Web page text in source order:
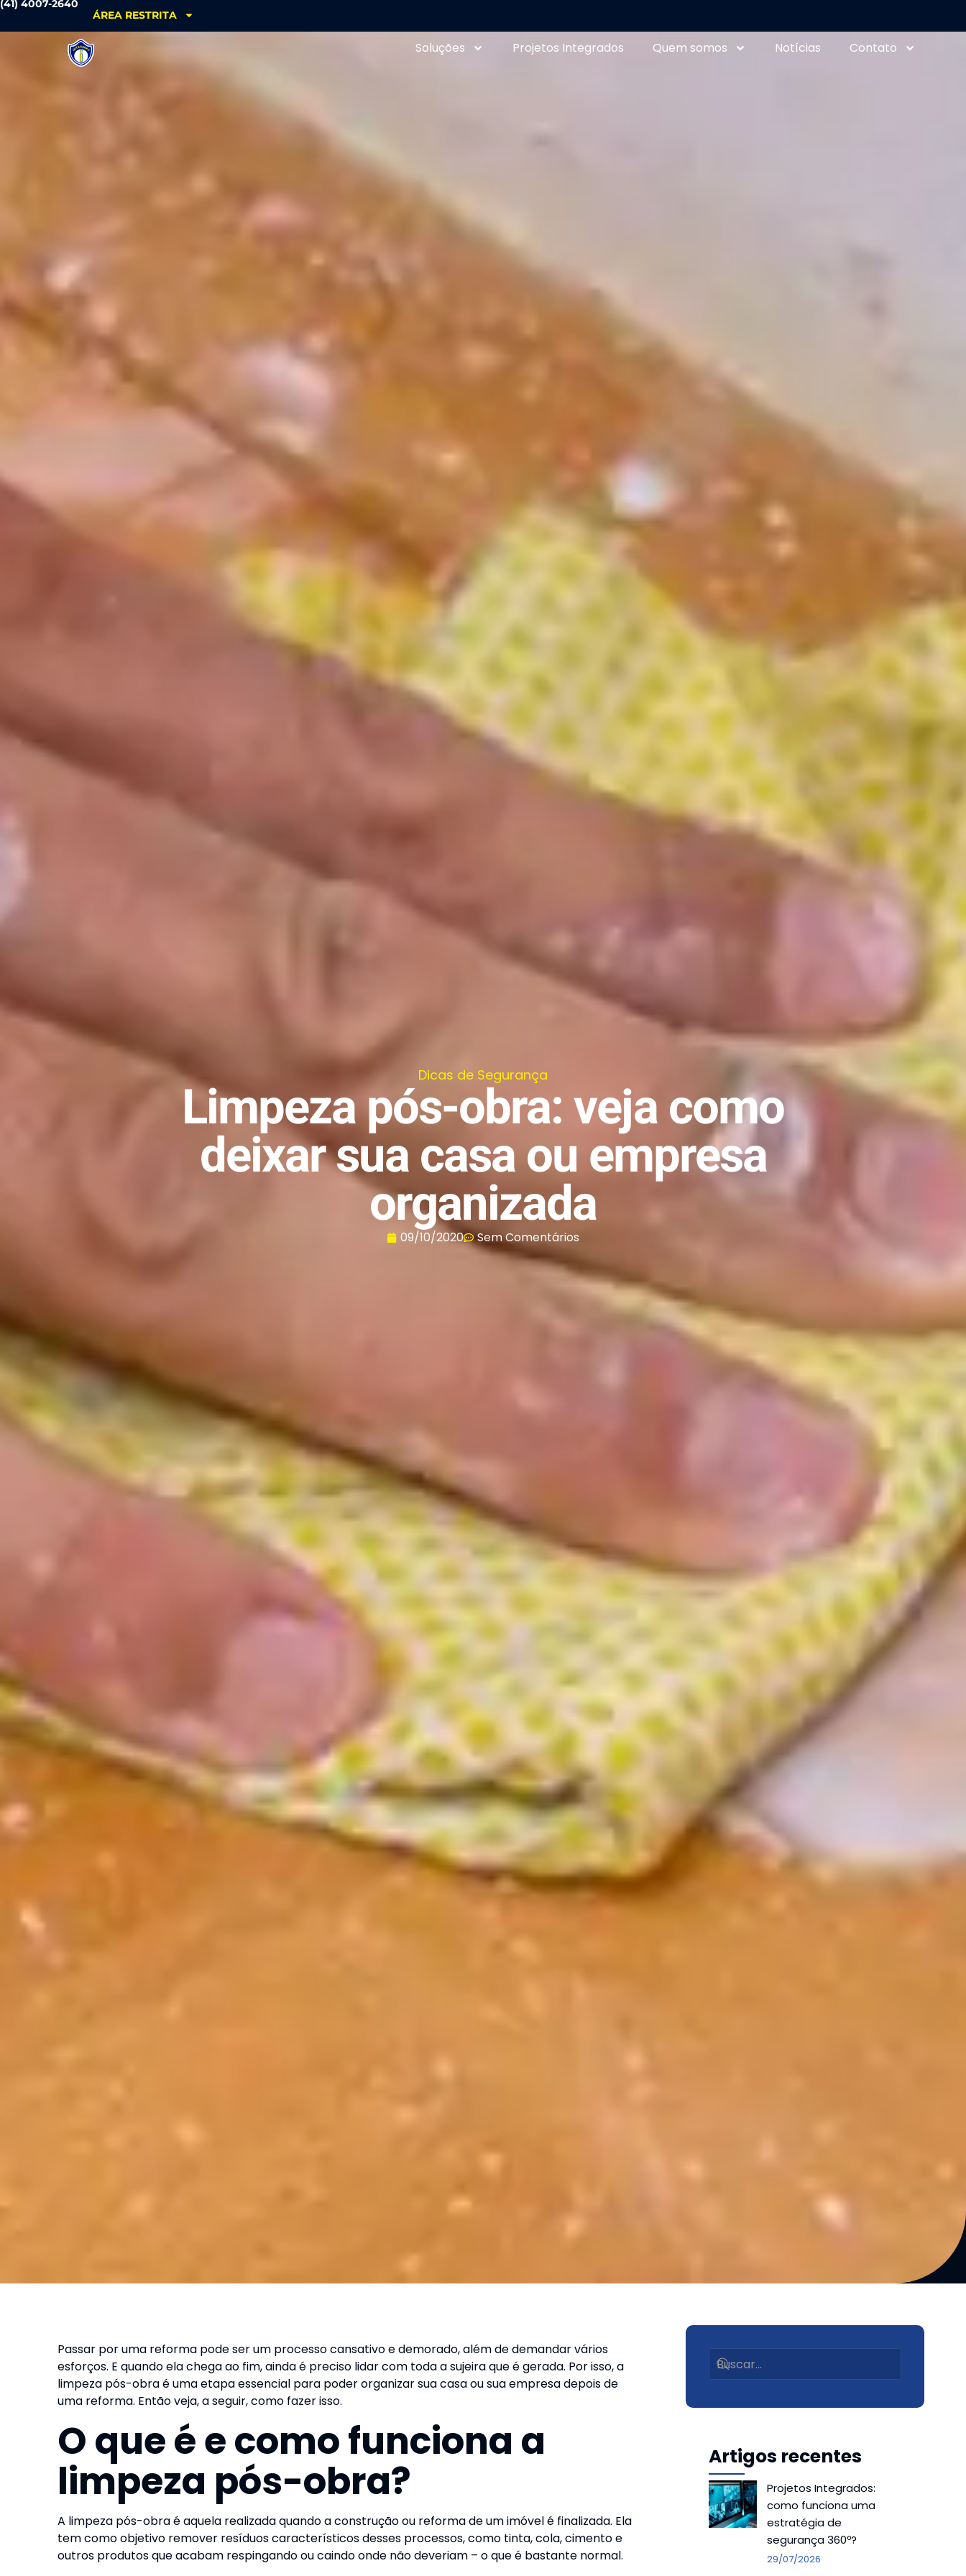
(41) 4007-2640
ÁREA RESTRITA
Soluções Projetos Integrados Quem somos Notícias Contato
Dicas de Segurança
Limpeza pós-obra: veja como
deixar sua casa ou empresa
organizada
09/10/2020 Sem Comentários
Passar por uma reforma pode ser um processo cansativo e demorado, além de demandar vários
esforços. E quando ela chega ao fim, ainda é preciso lidar com toda a sujeira que é gerada. Por isso, a
limpeza pós-obra é uma etapa essencial para poder organizar sua casa ou sua empresa depois de
uma reforma. Então veja, a seguir, como fazer isso.
O que é e como funciona a
limpeza pós-obra?
A limpeza pós-obra é aquela realizada quando a construção ou reforma de um imóvel é finalizada. Ela
tem como objetivo remover resíduos característicos desses processos, como tinta, cola, cimento e
outros produtos que acabam respingando ou caindo onde não deveriam – o que é bastante normal.
Artigos recentes
Projetos Integrados:
como funciona uma
estratégia de
segurança 360º?
29/07/2026